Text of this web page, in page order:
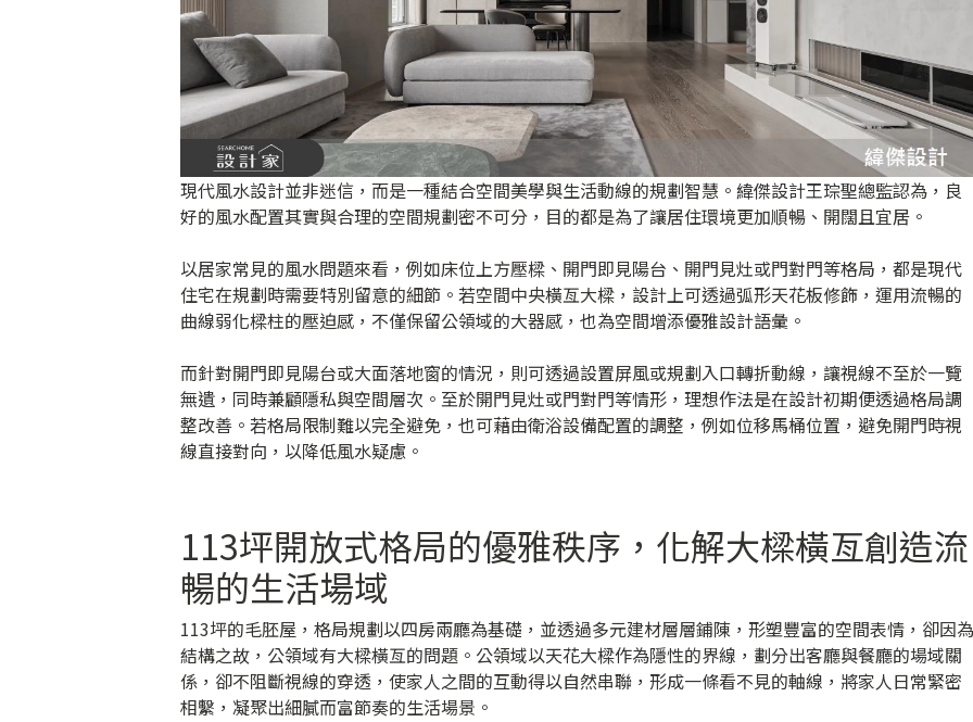
現代風水設計並非迷信，而是一種結合空間美學與生活動線的規劃智慧。緯傑設計王琮聖總監認為，良
好的風水配置其實與合理的空間規劃密不可分，目的都是為了讓居住環境更加順暢、開闊且宜居。
以居家常見的風水問題來看，例如床位上方壓樑、開門即見陽台、開門見灶或門對門等格局，都是現代
住宅在規劃時需要特別留意的細節。若空間中央橫亙大樑，設計上可透過弧形天花板修飾，運用流暢的
曲線弱化樑柱的壓迫感，不僅保留公領域的大器感，也為空間增添優雅設計語彙。
而針對開門即見陽台或大面落地窗的情況，則可透過設置屏風或規劃入口轉折動線，讓視線不至於一覽
無遺，同時兼顧隱私與空間層次。至於開門見灶或門對門等情形，理想作法是在設計初期便透過格局調
整改善。若格局限制難以完全避免，也可藉由衛浴設備配置的調整，例如位移馬桶位置，避免開門時視
線直接對向，以降低風水疑慮。
113坪開放式格局的優雅秩序，化解大樑橫亙創造流
暢的生活場域
113坪的毛胚屋，格局規劃以四房兩廳為基礎，並透過多元建材層層鋪陳，形塑豐富的空間表情，卻因為
結構之故，公領域有大樑橫亙的問題。公領域以天花大樑作為隱性的界線，劃分出客廳與餐廳的場域關
係，卻不阻斷視線的穿透，使家人之間的互動得以自然串聯，形成一條看不見的軸線，將家人日常緊密
相繫，凝聚出細膩而富節奏的生活場景。